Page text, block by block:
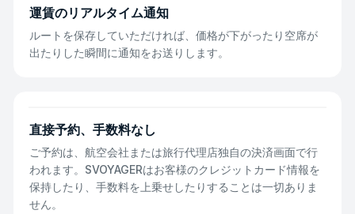
運賃のリアルタイム通知
ルートを保存していただければ、価格が下がったり空席が
出たりした瞬間に通知をお送りします。
直接予約、手数料なし
ご予約は、航空会社または旅行代理店独自の決済画面で行
われます。SVOYAGERはお客様のクレジットカード情報を
保持したり、手数料を上乗せしたりすることは一切ありま
せん。